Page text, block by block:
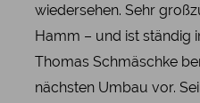
wiedersehen. Sehr
Hamm – und ist ständig
Thomas Schmäschke
nächsten Umbau vor.